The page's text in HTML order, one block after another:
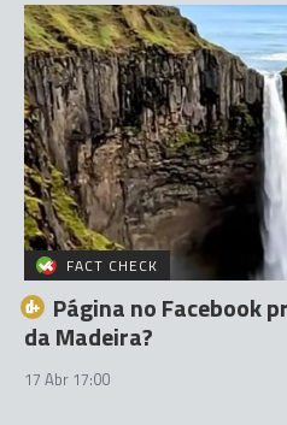
FACT CHECK
Página no Facebook
da Madeira?
17 Abr 17:00